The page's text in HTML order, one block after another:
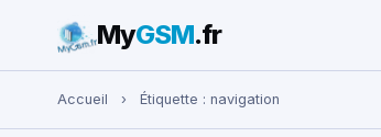
Rechercher :
MyGSM.fr
Accueil › Étiquette : navigation